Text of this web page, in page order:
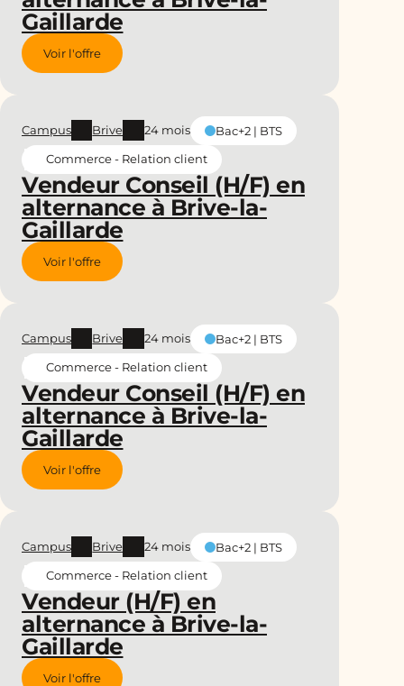
Gaillarde
Voir l'offre
Vendeur Conseil (H/F) en
alternance à Brive-la-
Gaillarde
Campus Brive 24 mois
Bac+2 | BTS
Commerce - Relation client
Voir l'offre
Vendeur Conseil (H/F) en
alternance à Brive-la-
Gaillarde
Campus Brive 24 mois
Bac+2 | BTS
Commerce - Relation client
Voir l'offre
Vendeur (H/F) en
alternance à Brive-la-
Gaillarde
Campus Brive 24 mois
Bac+2 | BTS
Commerce - Relation client
Voir l'offre